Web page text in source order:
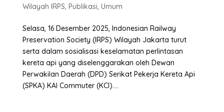
Wilayah IRPS Publikasi Umum
Selasa, 16 Desember 2025, Indonesian Railway
Preservation Society (IRPS) Wilayah Jakarta turut
serta dalam sosialisasi keselamatan perlintasan
kereta api yang diselenggarakan oleh Dewan
Perwakilan Daerah (DPD) Serikat Pekerja Kereta Api
(SPKA) KAI Commuter (KCI)....